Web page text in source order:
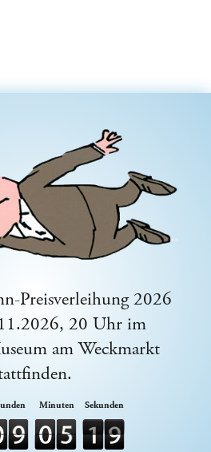
Preisverleihung 2026
20 Uhr im
am Weckmarkt